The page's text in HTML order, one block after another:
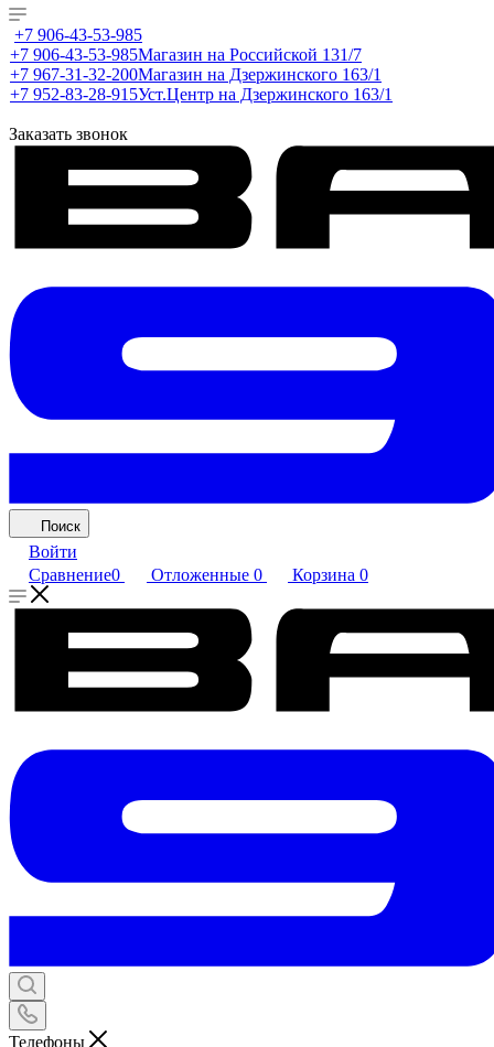
+7 906-43-53-985
+7 906-43-53-985Магазин на Российской 131/7
+7 967-31-32-200Магазин на Дзержинского 163/1
+7 952-83-28-915Уст.Центр на Дзержинского 163/1
Заказать звонок
Поиск
Войти
Сравнение0 Отложенные 0 Корзина 0
Телефоны